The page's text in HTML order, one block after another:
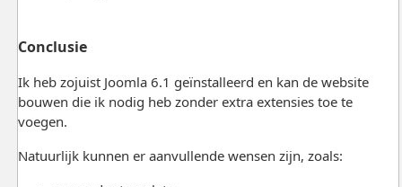
Conclusie
Ik heb zojuist Joomla6.1 geïnstalleerd en kan de website
bouwen die ik nodig heb zonder extra extensies toe te
voegen.
Natuurlijk kunnen er aanvullende wensen zijn, zoals: